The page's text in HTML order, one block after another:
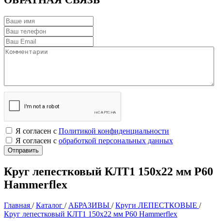
Я согласен с Политикой конфиденциальности
Я согласен с обработкой персональных данных
Круг лепестковый КЛТ1 150х22 мм Р60
Hammerflex
Главная /Каталог / АБРАЗИВЫ /Круги ЛЕПЕСТКОВЫЕ /
Круг лепестковый КЛТ1 150х22 мм Р60 Hammerflex